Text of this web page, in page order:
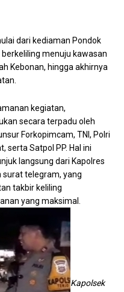
dari kediaman Pondok
menuju kawasan
Kebonan, hingga akhirnya
kegiatan,
secara terpadu oleh
Forkopimcam, TNI, Polri
serta Satpol PP. Hal ini
langsung dari Kapolres
telegram, yang
takbir keliling
yang maksimal.
Kapolsek